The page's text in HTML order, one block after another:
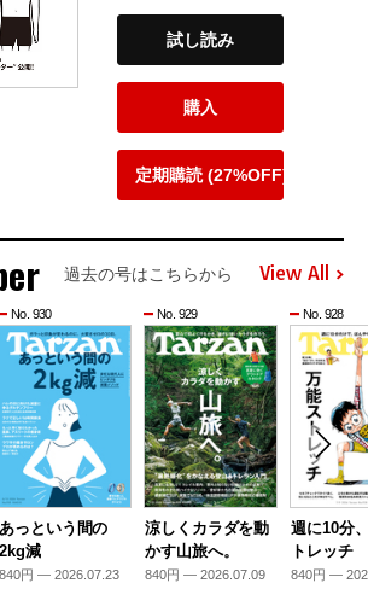
試し読み
購入
定期購読 (27%OFF)
過去の号はこちらから View All
No. 930
あっという間の
2kg減
840円 — 2026.07.23
No. 929
涼しくカラダを動
かす山旅へ。
840円 — 2026.07.09
No. 928
週に10分
トレッチ
840円 —